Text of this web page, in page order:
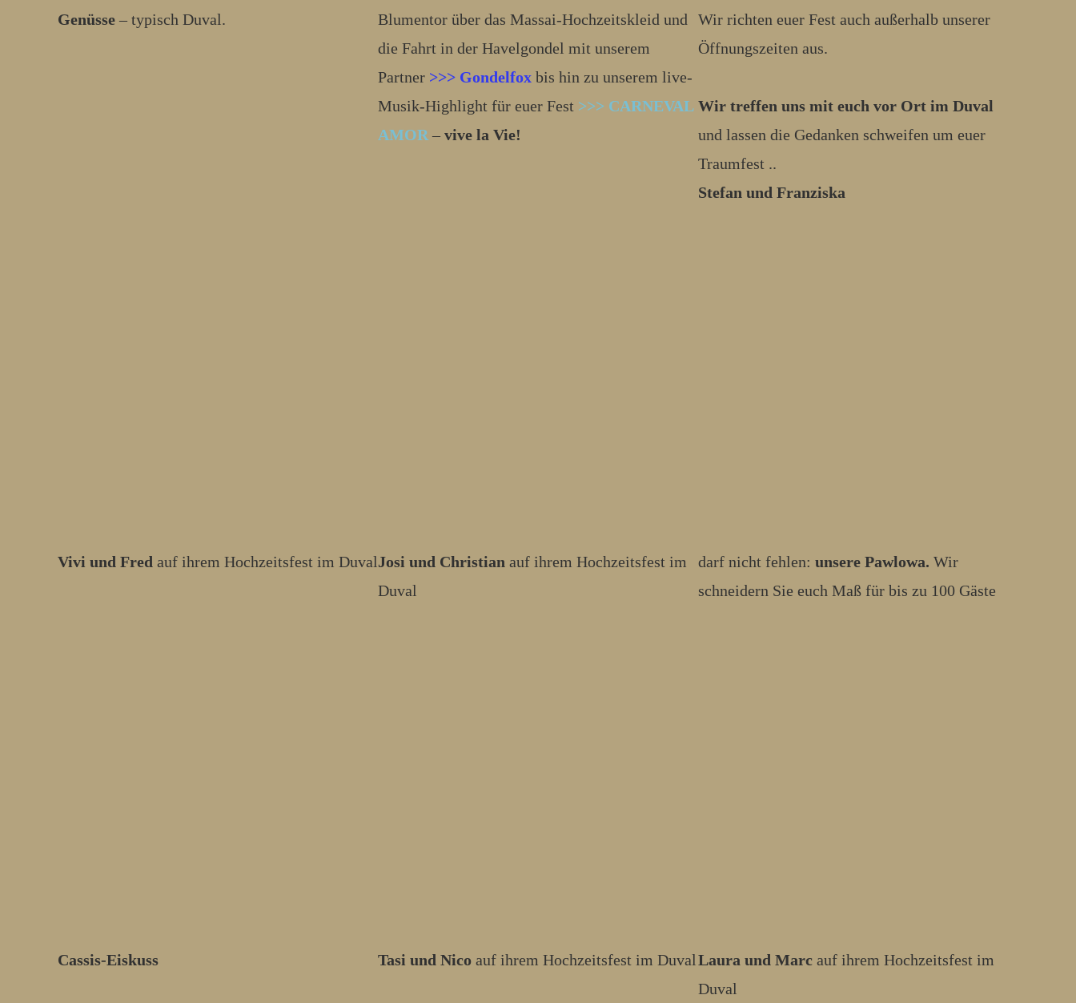
Genüsse – typisch Duval.
Blumentor über das Massai-Hochzeitskleid und
die Fahrt in der Havelgondel mit unserem
Partner >>> Gondelfox bis hin zu unserem live-
Musik-Highlight für euer Fest >>> CARNEVAL
AMOR – vive la Vie!
Wir richten euer Fest auch außerhalb unserer
Öffnungszeiten aus.
Wir treffen uns mit euch vor Ort im Duval
und lassen die Gedanken schweifen um euer
Traumfest ..
Stefan und Franziska
Vivi und Fred auf ihrem Hochzeitsfest im DuvalJosi und Christian auf ihrem Hochzeitsfest im
Duval
darf nicht fehlen: unsere Pawlowa. Wir
schneidern Sie euch Maß für bis zu 100 Gäste
Cassis-Eiskuss Tasi und Nico auf ihrem Hochzeitsfest im DuvalLaura und Marc auf ihrem Hochzeitsfest im
Duval